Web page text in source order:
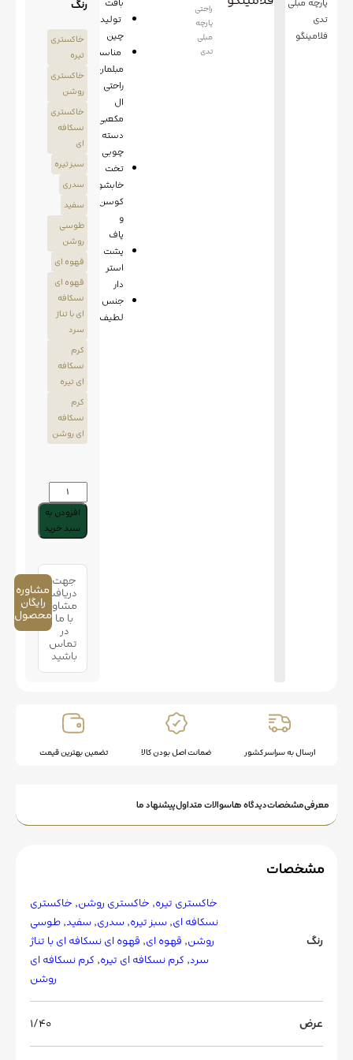
تدی
فلامینگو
راحتی
پارچه
مبلی
تدی
تولید
چین
مناسب
مبلمان
راحتی
ال
مکعبی
دسته
چوبی
تخت
خابشو
کوسن
پاف
پشت
استر
دار
جنس
لطیف
رنگ
خاکستری
تیره
خاکستری
روشن
خاکستری
نسکافه
ای
سبز تیره
سدری
سفید
طوسی
روشن
قهوه ای
قهوه ای
نسکافه
ای با تناژ
سرد
کرم
نسکافه
ای تیره
کرم
نسکافه
ای روشن
افزودن به
سبد خرید
جهت
دریافت
مشاوره
با ما
در
تماس
باشید
مشاوره
رایگان
محصول
ارسال به سراسر کشور ضمانت اصل بودن کالا تضمین بهترین قیمت
معرفیمشخصاتدیدگاه هاسوالات متداولپیشنهاد ما
مشخصات
رنگ
خاکستری تیره,خاکستری روشن,خاکستری
نسکافه ای,سبز تیره,سدری,سفید,طوسی
روشن,قهوه ای,قهوه ای نسکافه ای با تناژ
سرد,کرم نسکافه ای تیره,کرم نسکافه ای
روشن
عرض ۱/۴۰